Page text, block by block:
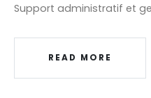
Support administratif et
READ MORE